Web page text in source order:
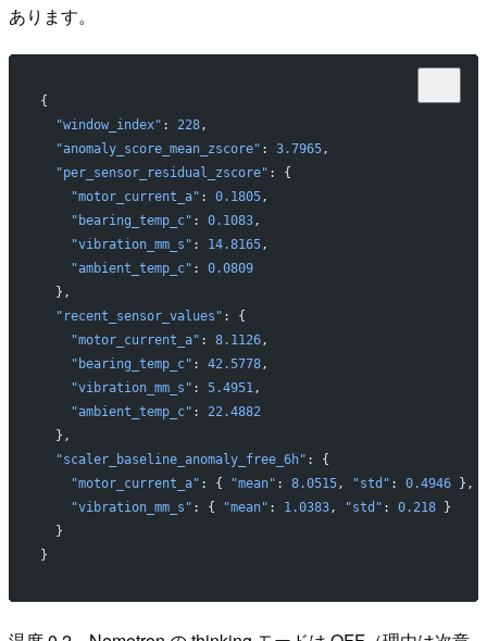
あります。
{
  "window_index"
: 228,
  "anomaly_score_mean_zscore"
: 3.7965,
  "per_sensor_residual_zscore"
: {
    "motor_current_a"
: 0.1805,
    "bearing_temp_c"
: 0.1083,
    "vibration_mm_s"
: 14.8165,
    "ambient_temp_c"
: 0.0809
  },
  "recent_sensor_values"
: {
    "motor_current_a"
: 8.1126,
    "bearing_temp_c"
: 42.5778,
    "vibration_mm_s"
: 5.4951,
    "ambient_temp_c"
: 22.4882
  },
  "scaler_baseline_anomaly_free_6h"
: {
    "motor_current_a"
: { "mean" : 8.0515, "std" : 0.4946 },
    "vibration_mm_s"
: { "mean" : 1.0383, "std" : 0.218 }
  }
}